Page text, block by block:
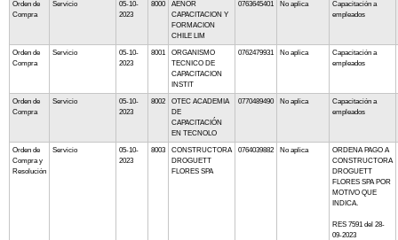
Orden de
Compra
Servicio
05-10-
2023
8000
AENOR
CAPACITACION Y
FORMACION
CHILE LIM
0763645401 No aplica
Capacitación a
empleados
Orden de
Compra
Servicio
05-10-
2023
8001
ORGANISMO
TECNICO DE
CAPACITACION
INSTIT
0762479931 No aplica
Capacitación a
empleados
Orden de
Compra
Servicio
05-10-
2023
8002
OTEC ACADEMIA
DE
CAPACITACIÓN
EN TECNOLO
0770489490 No aplica
Capacitación a
empleados
Orden de
Compra y
Resolución
Servicio
05-10-
2023
8003
CONSTRUCTORA
DROGUETT
FLORES SPA
0764039882 No aplica
ORDENA PAGO A
CONSTRUCTORA
DROGUETT
FLORES SPA POR
MOTIVO QUE
INDICA.
RES 7591 del 28-
09-2023